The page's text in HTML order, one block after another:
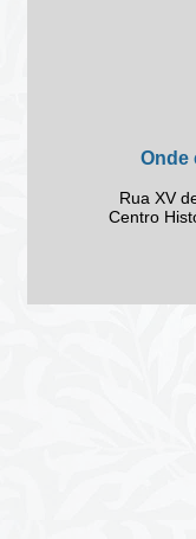
Onde
Rua XV
Centro